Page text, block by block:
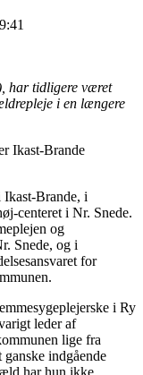
har tidligere været
i en længere
Ikast-Brande
Ikast-Brande, i
centeret i Nr. Snede.
og
Snede, og i
for
i Ry
leder af
lige fra
indgående